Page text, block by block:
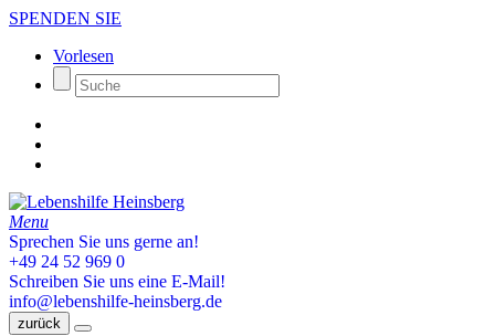
SPENDEN SIE
Vorlesen
Menu
Sprechen Sie uns gerne an!
+49 24 52 969 0
Schreiben Sie uns eine E-Mail!
info@lebenshilfe-heinsberg.de
zurück